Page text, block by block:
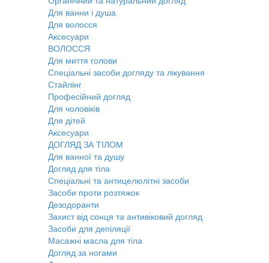
Для ванни і душа
Для волосся
Аксесуари
ВОЛОССЯ
Для миття голови
Спеціальні засоби догляду та лікування
Стайлінг
Професійний догляд
Для чоловіків
Для дітей
Аксесуари
ДОГЛЯД ЗА ТІЛОМ
Для ванної та душу
Догляд для тіла
Спеціальні та антицелюлітні засоби
Засоби проти розтяжок
Дезодоранти
Захист від сонця та антивіковий догляд
Засоби для депіляції
Масажні масла для тіла
Догляд за ногами